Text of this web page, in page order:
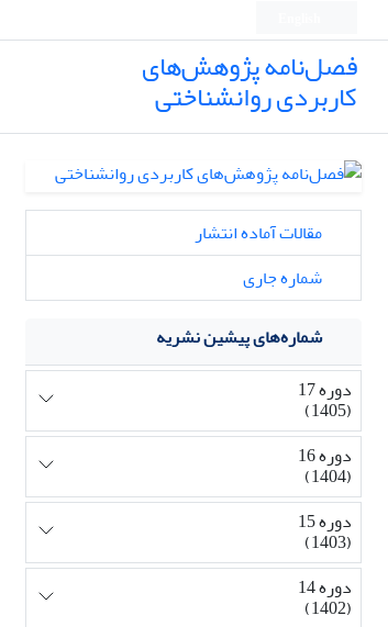
فصل‌نامه پژوهش‌های
کاربردی روانشناختی
مقالات آماده انتشار
شماره جاری
شماره‌های پیشین نشریه
دوره 17
(1405)
دوره 16
(1404)
دوره 15
(1403)
دوره 14
(1402)